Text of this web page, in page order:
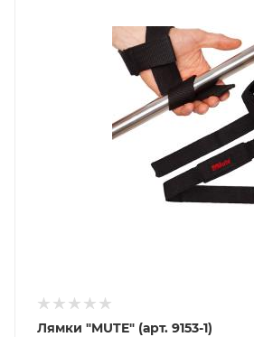
Лямки "MUTE" (арт. 9153-1)